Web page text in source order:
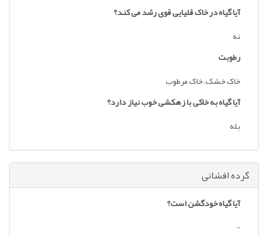
آیا گیاه در خاک قلیایی قوی رشد می کند؟
نه
رطوبت
خاک خشک، خاک مرطوب
آیا گیاه به خاکی با زهکشی خوب نیاز دارد؟
بله
گرده افشانی
آیا گیاه خودگشن است؟
-